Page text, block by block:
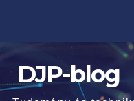
DJP-blog